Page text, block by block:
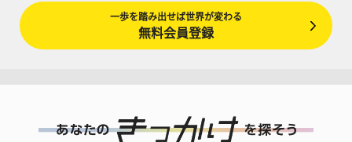
一歩を踏み出せば世界が変わる
無料会員登録